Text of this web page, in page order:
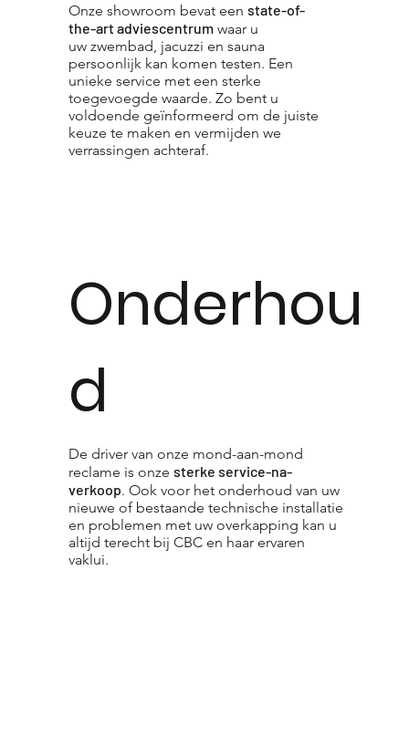
Onze showroom bevat een state-of-
the-art adviescentrumwaar u
uw zwembad, jacuzzi en sauna
persoonlijk kan komen testen. Een
unieke service met een sterke
toegevoegde waarde. Zo bent u
voldoende geïnformeerd om de juiste
keuze te maken en vermijden we
verrassingen achteraf.
Onderhou
d
De driver van onze mond-aan-mond
reclame is onze sterke service-na-
verkoop. Ook voor het onderhoud van uw
nieuwe of bestaande technische installatie
en problemen met uw overkapping kan u
altijd terecht bij CBC en haar ervaren
vaklui.